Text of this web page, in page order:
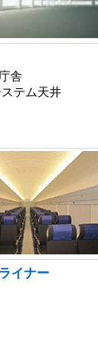
舎
テム天井
イナー